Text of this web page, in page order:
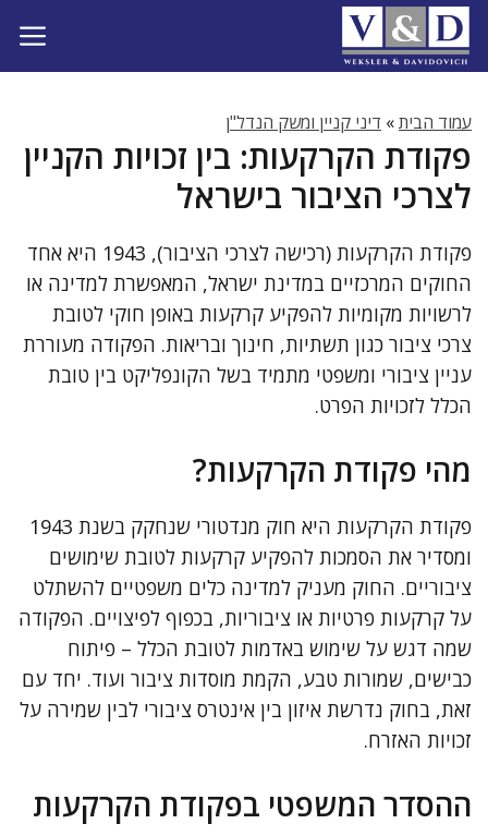
לדלג
לתוכן
עמוד הבית» דיני קניין ומשק הנדל"ן
פקודת הקרקעות: בין זכויות הקניין
לצרכי הציבור בישראל
פקודת הקרקעות (רכישה לצרכי הציבור), 1943 היא אחד
החוקים המרכזיים במדינת ישראל, המאפשרת למדינה או
לרשויות מקומיות להפקיע קרקעות באופן חוקי לטובת
צרכי ציבור כגון תשתיות, חינוך ובריאות. הפקודה מעוררת
עניין ציבורי ומשפטי מתמיד בשל הקונפליקט בין טובת
הכלל לזכויות הפרט.
מהי פקודת הקרקעות?
פקודת הקרקעות היא חוק מנדטורי שנחקק בשנת 1943
ומסדיר את הסמכות להפקיע קרקעות לטובת שימושים
ציבוריים. החוק מעניק למדינה כלים משפטיים להשתלט
על קרקעות פרטיות או ציבוריות, בכפוף לפיצויים. הפקודה
שמה דגש על שימוש באדמות לטובת הכלל – פיתוח
כבישים, שמורות טבע, הקמת מוסדות ציבור ועוד. יחד עם
זאת, בחוק נדרשת איזון בין אינטרס ציבורי לבין שמירה על
זכויות האזרח.
ההסדר המשפטי בפקודת הקרקעות